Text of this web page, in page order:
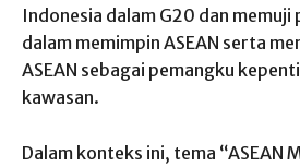
Indonesia dalam G20 dan memuji
dalam memimpin ASEAN serta
ASEAN sebagai pemangku
kawasan.
Dalam konteks ini, tema “ASEAN